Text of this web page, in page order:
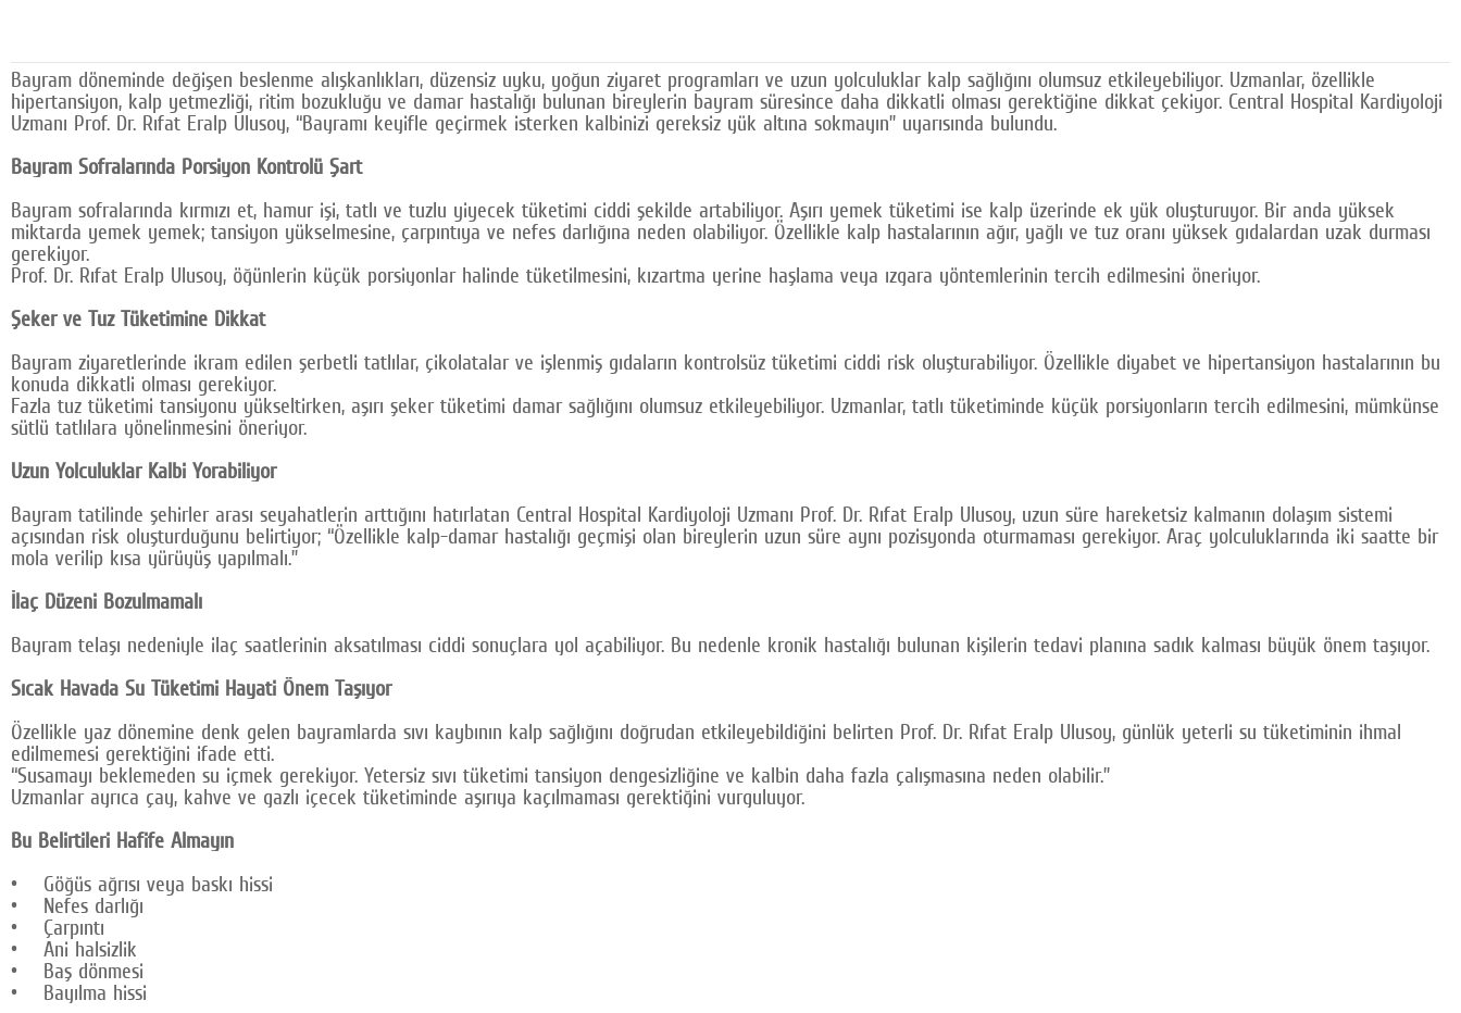
Bayram döneminde değişen beslenme alışkanlıkları, düzensiz uyku, yoğun ziyaret programları ve uzun yolculuklar kalp sağlığını olumsuz etkileyebiliyor. Uzmanlar, özellikle
hipertansiyon, kalp yetmezliği, ritim bozukluğu ve damar hastalığı bulunan bireylerin bayram süresince daha dikkatli olması gerektiğine dikkat çekiyor. Central Hospital Kardiyoloji
Uzmanı Prof. Dr. Rıfat Eralp Ulusoy, “Bayramı keyifle geçirmek isterken kalbinizi gereksiz yük altına sokmayın” uyarısında bulundu.
Bayram Sofralarında Porsiyon Kontrolü Şart
Bayram sofralarında kırmızı et, hamur işi, tatlı ve tuzlu yiyecek tüketimi ciddi şekilde artabiliyor. Aşırı yemek tüketimi ise kalp üzerinde ek yük oluşturuyor. Bir anda yüksek
miktarda yemek yemek; tansiyon yükselmesine, çarpıntıya ve nefes darlığına neden olabiliyor. Özellikle kalp hastalarının ağır, yağlı ve tuz oranı yüksek gıdalardan uzak durması
gerekiyor.
Prof. Dr. Rıfat Eralp Ulusoy, öğünlerin küçük porsiyonlar halinde tüketilmesini, kızartma yerine haşlama veya ızgara yöntemlerinin tercih edilmesini öneriyor.
Şeker ve Tuz Tüketimine Dikkat
Bayram ziyaretlerinde ikram edilen şerbetli tatlılar, çikolatalar ve işlenmiş gıdaların kontrolsüz tüketimi ciddi risk oluşturabiliyor. Özellikle diyabet ve hipertansiyon hastalarının bu
konuda dikkatli olması gerekiyor.
Fazla tuz tüketimi tansiyonu yükseltirken, aşırı şeker tüketimi damar sağlığını olumsuz etkileyebiliyor. Uzmanlar, tatlı tüketiminde küçük porsiyonların tercih edilmesini, mümkünse
sütlü tatlılara yönelinmesini öneriyor.
Uzun Yolculuklar Kalbi Yorabiliyor
Bayram tatilinde şehirler arası seyahatlerin arttığını hatırlatan Central Hospital Kardiyoloji Uzmanı Prof. Dr. Rıfat Eralp Ulusoy, uzun süre hareketsiz kalmanın dolaşım sistemi
açısından risk oluşturduğunu belirtiyor; “Özellikle kalp-damar hastalığı geçmişi olan bireylerin uzun süre aynı pozisyonda oturmaması gerekiyor. Araç yolculuklarında iki saatte bir
mola verilip kısa yürüyüş yapılmalı.”
İlaç Düzeni Bozulmamalı
Bayram telaşı nedeniyle ilaç saatlerinin aksatılması ciddi sonuçlara yol açabiliyor. Bu nedenle kronik hastalığı bulunan kişilerin tedavi planına sadık kalması büyük önem taşıyor.
Sıcak Havada Su Tüketimi Hayati Önem Taşıyor
Özellikle yaz dönemine denk gelen bayramlarda sıvı kaybının kalp sağlığını doğrudan etkileyebildiğini belirten Prof. Dr. Rıfat Eralp Ulusoy, günlük yeterli su tüketiminin ihmal
edilmemesi gerektiğini ifade etti.
“Susamayı beklemeden su içmek gerekiyor. Yetersiz sıvı tüketimi tansiyon dengesizliğine ve kalbin daha fazla çalışmasına neden olabilir.”
Uzmanlar ayrıca çay, kahve ve gazlı içecek tüketiminde aşırıya kaçılmaması gerektiğini vurguluyor.
Bu Belirtileri Hafife Almayın
• Göğüs ağrısı veya baskı hissi
• Nefes darlığı
• Çarpıntı
• Ani halsizlik
• Baş dönmesi
• Bayılma hissi